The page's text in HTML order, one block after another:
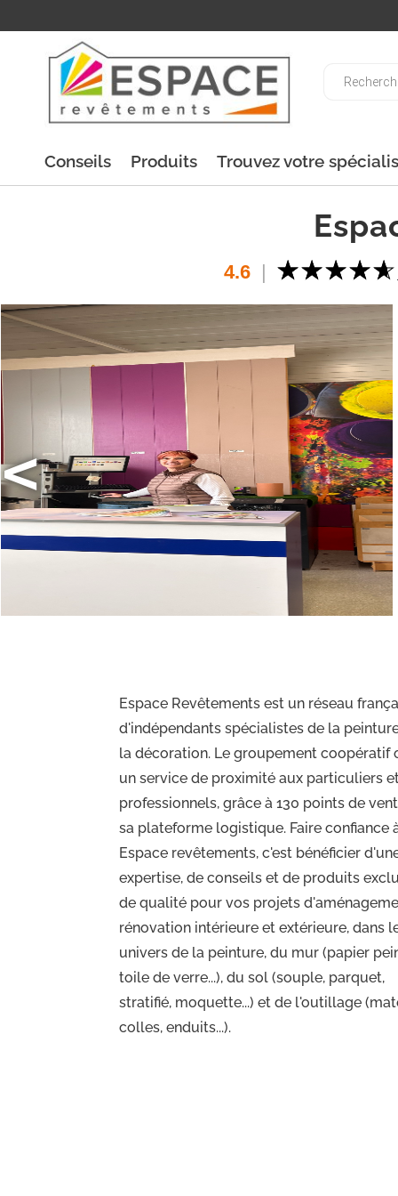
Conseils Produits Trouvez votre
4.6 |
<
Espace Revêtements est un réseau
d'indépendants spécialistes de la
la décoration. Le groupement coopératif
un service de proximité aux particuliers
professionnels, grâce à 130 points de
sa plateforme logistique. Faire confiance
Espace revêtements, c'est bénéficier
expertise, de conseils et de produits
de qualité pour vos projets
rénovation intérieure et extérieure, dans
univers de la peinture, du mur (papier
toile de verre...), du sol (souple, parquet,
stratifié, moquette...) et de l'outillage
colles, enduits...).